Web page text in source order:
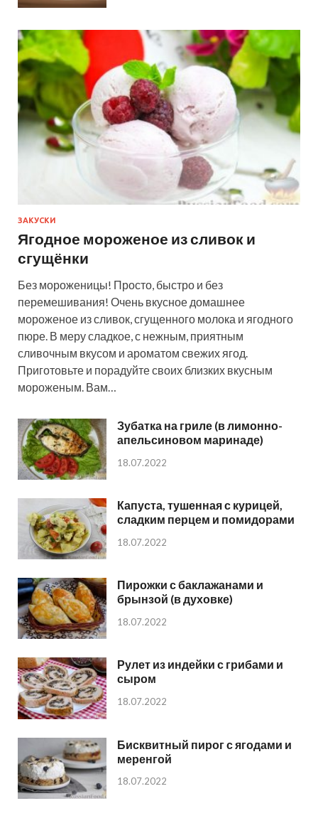
ЗАКУСКИ
Ягодное мороженое из сливок и
сгущёнки
Без мороженицы! Просто, быстро и без
перемешивания! Очень вкусное домашнее
мороженое из сливок, сгущенного молока и ягодного
пюре. В меру сладкое, с нежным, приятным
сливочным вкусом и ароматом свежих ягод.
Приготовьте и порадуйте своих близких вкусным
мороженым. Вам…
Зубатка на гриле (в лимонно-
апельсиновом маринаде)
18.07.2022
Капуста, тушенная с курицей,
сладким перцем и помидорами
18.07.2022
Пирожки с баклажанами и
брынзой (в духовке)
18.07.2022
Рулет из индейки с грибами и
сыром
18.07.2022
Бисквитный пирог с ягодами и
меренгой
18.07.2022